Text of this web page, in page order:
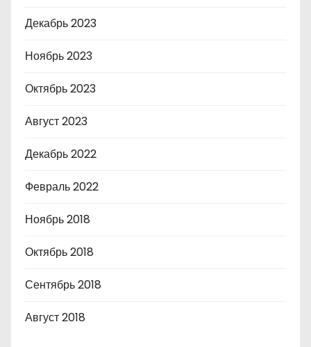
Декабрь 2023
Ноябрь 2023
Октябрь 2023
Август 2023
Декабрь 2022
Февраль 2022
Ноябрь 2018
Октябрь 2018
Сентябрь 2018
Август 2018